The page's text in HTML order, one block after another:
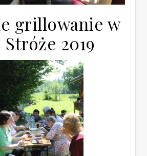
grillowanie w
Stróże 2019